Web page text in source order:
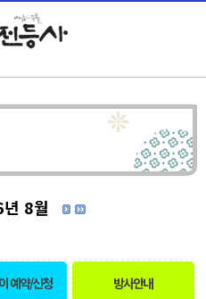
8월
예약/신청 방사안내